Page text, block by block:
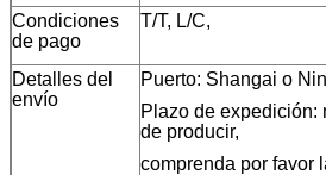
Condiciones
de pago
T/T, L/C,
Detalles del
envío
Puerto: Shangai o
Plazo de expedición:
de producir,
comprenda por favor